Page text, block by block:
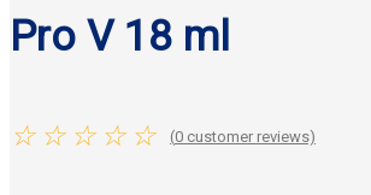
Pro V 18 ml
☆ ☆ ☆ ☆ ☆ (0 customer reviews)